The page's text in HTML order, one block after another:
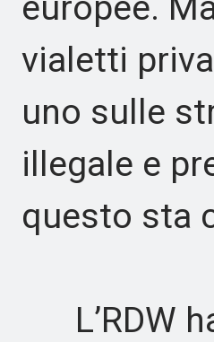
vialetti
uno sulle
illegale e
questo sta
L’RDW